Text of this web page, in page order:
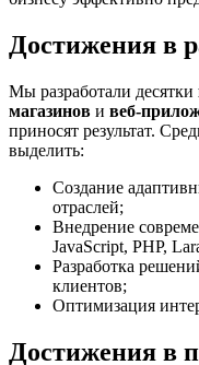
Достижения в
Мы разработали десятки
магазинов и веб-
приносят результат.
выделить:
Создание
отраслей;
Внедрение
JavaScript, PHP,
Разработка
клиентов;
Оптимизация
Достижения в